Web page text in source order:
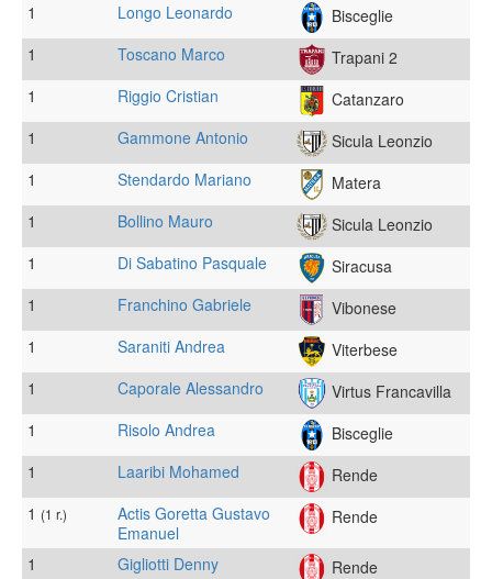
1
Longo Leonardo
Bisceglie
1
Toscano Marco
Trapani 2
1
Riggio Cristian
Catanzaro
1
Gammone Antonio
Sicula Leonzio
1
Stendardo Mariano
Matera
1
Bollino Mauro
Sicula Leonzio
1
Di Sabatino Pasquale
Siracusa
1
Franchino Gabriele
Vibonese
1
Saraniti Andrea
Viterbese
1
Caporale Alessandro
Virtus Francavilla
1
Risolo Andrea
Bisceglie
1
Laaribi Mohamed
Rende
1 (1 r.)
Actis Goretta Gustavo
Emanuel
Rende
1 Gigliotti Denny
Rende